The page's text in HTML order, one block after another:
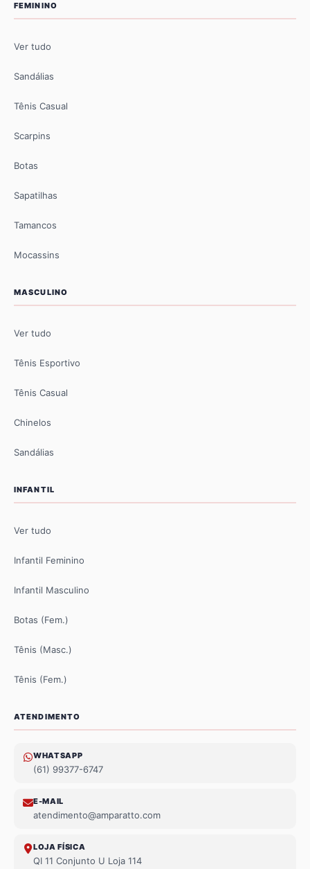
FEMININO
Ver tudo
Sandálias
Tênis Casual
Scarpins
Botas
Sapatilhas
Tamancos
Mocassins
MASCULINO
Ver tudo
Tênis Esportivo
Tênis Casual
Chinelos
Sandálias
INFANTIL
Ver tudo
Infantil Feminino
Infantil Masculino
Botas (Fem.)
Tênis (Masc.)
Tênis (Fem.)
ATENDIMENTO
WHATSAPP
(61) 99377-6747
E-MAIL
atendimento@amparatto.com
LOJA FÍSICA
QI 11 Conjunto U Loja 114